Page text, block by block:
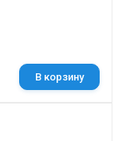
В корзину